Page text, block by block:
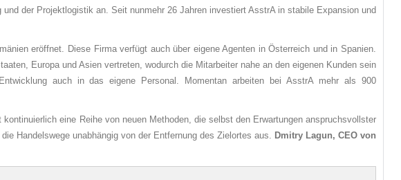
der Projektlogistik an. Seit nunmehr 26 Jahren investiert AsstrA in stabile Expansion und
eröffnet. Diese Firma verfügt auch über eigene Agenten in Österreich und in Spanien.
Europa und Asien vertreten, wodurch die Mitarbeiter nahe an den eigenen Kunden sein
auch in das eigene Personal. Momentan arbeiten bei AsstrA mehr als 900
eine Reihe von neuen Methoden, die selbst den Erwartungen anspruchsvollster
Handelswege unabhängig von der Entfernung des Zielortes aus. Dmitry Lagun, CEO von